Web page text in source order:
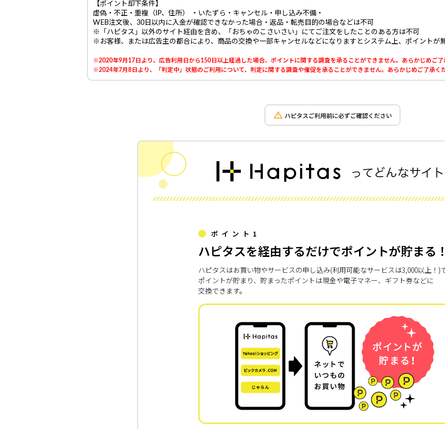
【ポイント却下条件】
虚偽・不正・重複（IP、住所） ・いたずら・キャンセル・申し込み不備・
WEB注文後、30日以内に入金が確認できなかった場合・返品・転売目的の場合などは不可
※「ハピタス」以外のサイト経由を含め、「おちゃのこさいさい」にてご注文をしたことのある方は不可
※お客様、または広告主の都合により、商品の交換や一部キャンセルなどになりますとシステム上、ポイントが
※2020年9月17日より、広告利用日から150日以上経過した場合、ポイントに関する調査を承ることができません。あらかじめご了
※2024年7月8日より、「判定中」状態のご利用について、判定に関する調査や催促を承ることができません。あらかじめご了承く
ハピタスご利用前に必ずご確認ください
ポイント1
ハピタスを経由するだけでポイントが貯まる
ハピタスはお買い物やサービスの申し込み(利用可能なサービスは3,000以上！)
ポイントが貯まり、貯まったポイントは現金や電子マネー、ギフト券などに
交換できます。